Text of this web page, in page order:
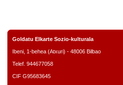
Goldatu Elkarte Sozio-kulturala
Ibeni, 1-behea (Atxuri) - 48006 Bilbao
Telef. 944677058
CIF G95683645